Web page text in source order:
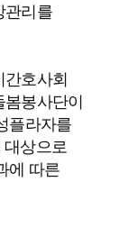
관리를
호사회
봉사단이
플라자를
대상으로
에 따른